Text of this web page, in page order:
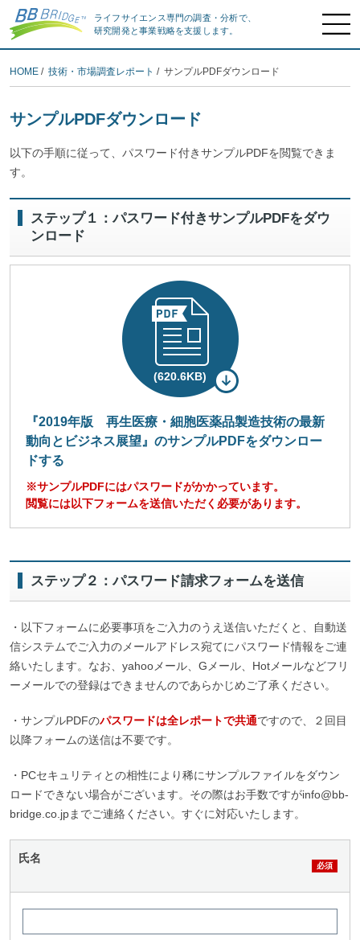
ライフサイエンス専門の調査・分析で、
研究開発と事業戦略を支援します。
HOME / 技術・市場調査レポート / サンプルPDFダウンロード
サンプルPDFダウンロード
以下の手順に従って、パスワード付きサンプルPDFを閲覧できま
す。
ステップ１：パスワード付きサンプルPDFをダウ
ンロード
(620.6KB)
『2019年版 再生医療・細胞医薬品製造技術の最新
動向とビジネス展望 』のサンプルPDFをダウンロー
ドする
※サンプルPDFにはパスワードがかかっています。
閲覧には以下フォームを送信いただく必要があります。
ステップ２：パスワード請求フォームを送信
・以下フォームに必要事項をご入力のうえ送信いただくと、自動送
信システムでご入力のメールアドレス宛てにパスワード情報をご連
絡いたします。なお、yahooメール、Gメール、Hotメールなどフリ
ーメールでの登録はできませんのであらかじめご了承ください。
・サンプルPDFのパスワードは全レポートで共通ですので、２回目
以降フォームの送信は不要です。
・PCセキュリティとの相性により稀にサンプルファイルをダウン
ロードできない場合がございます。その際はお手数ですがinfo@bb-
bridge.co.jpまでご連絡ください。すぐに対応いたします。
氏名